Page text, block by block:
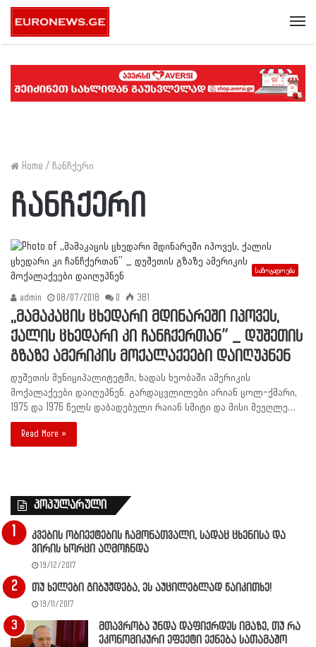
Home / ჩანჩქერი
ჩანჩქერი
საზოგადოება
admin 08/07/2018 0 381
,,მამაკაცის ცხედარი მდინარეში იპოვეს,
ქალის ცხედარი კი ჩანჩქერთან” _ დუშეთის
გზაზე ამერიკის მოქალაქეები დაიღუპნენ
დუშეთის მუნიციპალიტეტში, ხადას ხეობაში ამერიკის
მოქალაქეები დაიღუპნენ. გარდაცვლილები არიან ცოლ-ქმარი,
1975 და 1976 წელს დაბადებული რაიან სმიტი და მისი მეუღლე…
Read More »
პოპულარული
კვების ობიექტების ჩამონათვალი, სადაც ცხენისა და
ვირის ხორცი აღმოჩნდა
19/12/2017
თუ ხელები გიბუჟდება, ეს აუცილებლად წაიკითხე!
19/11/2017
მთავრობა უნდა დაფიქრდეს იმაზე, თუ რა
ეკონომიკური ეფექტი ექნება სათამაშო